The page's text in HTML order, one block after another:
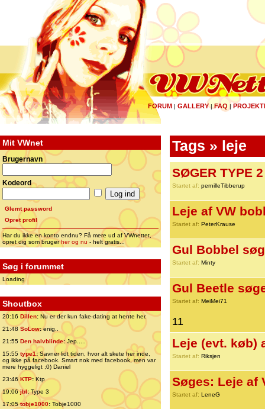
FORUM | GALLERY|FAQ |
Mit VWnet
Brugernavn
Kodeord
Glemt password
Opret profil
Har du ikke en konto endnu? Få mere ud af VWnettet,
opret dig som brugerher og nu - helt gratis...
Søg i forummet
Loading
Shoutbox
20:16 Dillen: Nu er der kun fake-dating at hente her.
21:48 SoLow:enig..
21:55 Den halvblinde:Jep.....
15:55 type1:Savner lidt tiden, hvor alt skete her inde,
og ikke på facebook. Smart nok med facebook, men var
mere hyggeligt ;0) Daniel
23:46 KTP:Ktp
19:06jbl:Type 3
17:05tobje1000: Tobje1000
Tags » leje
SØGER TYPE
Startet af: pernilleTibberup
Leje af VW
Startet af: PeterKrause
Gul Bobbel
Startet af: Minty
Gul Beetle
Startet af: MeiMei71
11
Leje (evt. køb)
Startet af: Riksjen
Søges: Leje af
Startet af: LeneG